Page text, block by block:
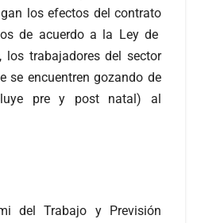
los efectos del contrato
de acuerdo a la Ley de
los trabajadores del sector
se encuentren gozando de
pre y post natal) al
del Trabajo y Previsión